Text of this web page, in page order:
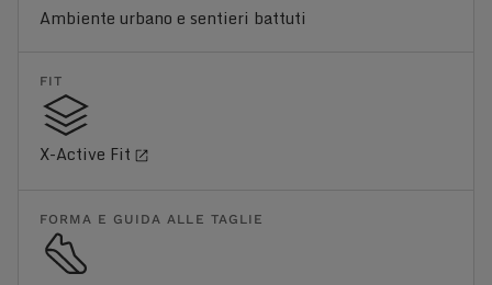
Ambiente urbano e sentieri battuti
FIT
X-Active Fit
FORMA E GUIDA ALLE TAGLIE